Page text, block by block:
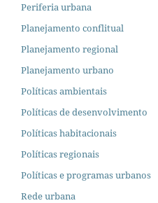
Periferia urbana
Planejamento conflitual
Planejamento regional
Planejamento urbano
Políticas ambientais
Políticas de desenvolvimento
Políticas habitacionais
Políticas regionais
Políticas e programas urbanos
Rede urbana